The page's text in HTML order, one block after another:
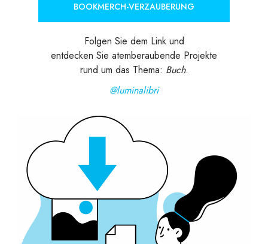
BOOKMERCH-VERZAUBERUNG
Folgen Sie dem Link und
entdecken Sie atemberaubende Projekte
rund um das Thema: Buch.
@luminalibri